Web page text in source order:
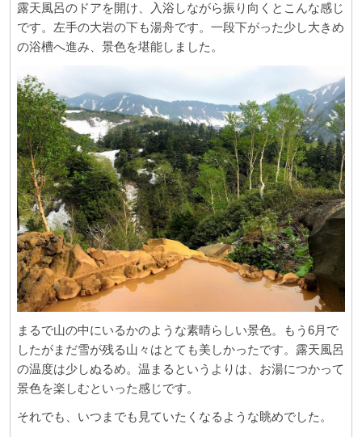
露天風呂のドアを開け、入浴しながら振り向くとこんな感じ
です。左手の大岩の下も湯舟です。一段下がった少し大きめ
の浴槽へ進み、景色を堪能しました。
まるで山の中にいるかのような素晴らしい景色。もう 6月で
したがまだ雪が残る山々はとても美しかったです。露天風呂
の温度は少しぬるめ。温まるというよりは、お湯につかって
景色を楽しむといった感じです。
それでも、いつまでも見ていたくなるような眺めでした。